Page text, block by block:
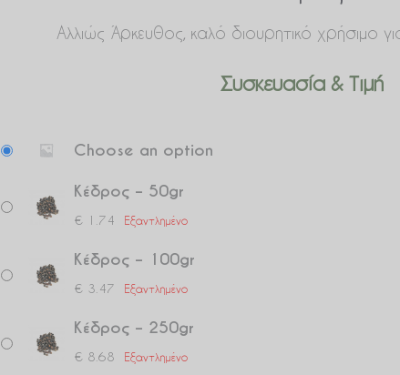
Αλλιώς Άρκευθος, καλό διουρητικό χρήσιμο
Συσκευασία & Τιμή
Choose an option
Κέδρος – 50gr
€ 1.74 Εξαντλημένο
Κέδρος – 100gr
€ 3.47 Εξαντλημένο
Κέδρος – 250gr
€ 8.68 Εξαντλημένο
ποσότητα